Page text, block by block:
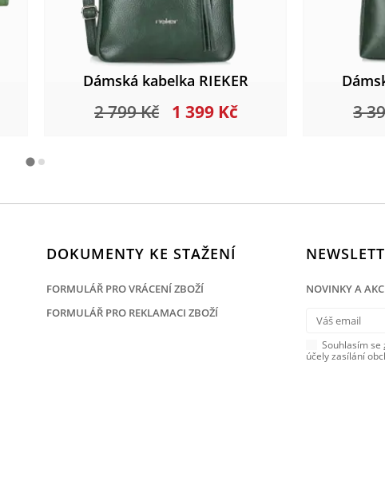
Dámská kabelka RIEKER
1 399 Kč
2 799Kč 3
DOKUMENTY KE STAŽENÍ
FORMULÁŘ PRO VRÁCENÍ ZBOŽÍ
FORMULÁŘ PRO REKLAMACI ZBOŽÍ
NOVINKY A
Souhlasím se
účely zasílání